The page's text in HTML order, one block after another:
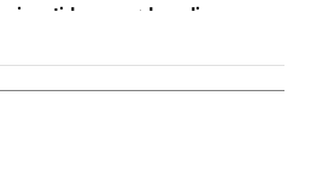
er nødvendig.
spottingscopes, store kikkerter
og smarttelefoner. Stativ til